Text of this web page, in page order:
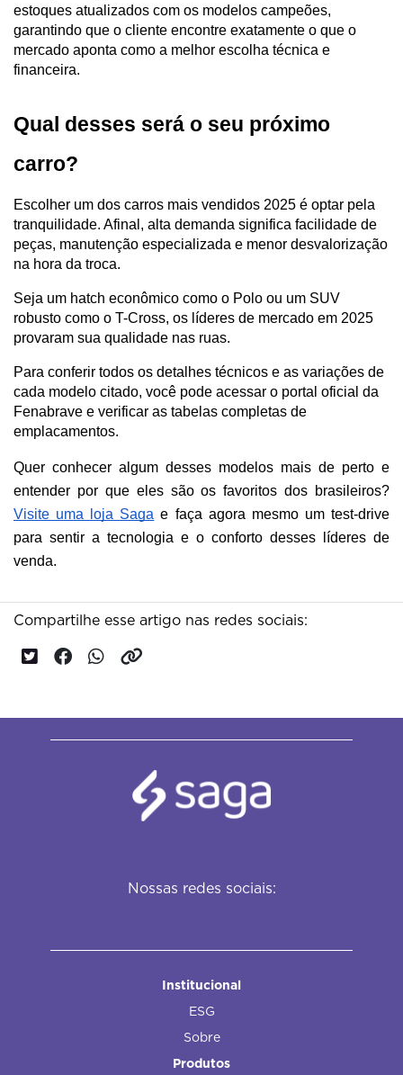
estoques atualizados com os modelos campeões,
garantindo que o cliente encontre exatamente o que o
mercado aponta como a melhor escolha técnica e
financeira.
Qual desses será o seu próximo
carro?
Escolher um dos carros mais vendidos 2025 é optar pela
tranquilidade. Afinal, alta demanda significa facilidade de
peças, manutenção especializada e menor desvalorização
na hora da troca.
Seja um hatch econômico como o Polo ou um SUV
robusto como o T-Cross, os líderes de mercado em 2025
provaram sua qualidade nas ruas.
Para conferir todos os detalhes técnicos e as variações de
cada modelo citado, você pode acessar o portal oficial da
Fenabrave e verificar as tabelas completas de
emplacamentos.
Quer conhecer algum desses modelos mais de perto e
entender por que eles são os favoritos dos brasileiros?
Visite uma loja Saga e faça agora mesmo um test-drive
para sentir a tecnologia e o conforto desses líderes de
venda.
Compartilhe esse artigo nas redes sociais:
Nossas redes sociais:
Institucional
ESG
Sobre
Produtos